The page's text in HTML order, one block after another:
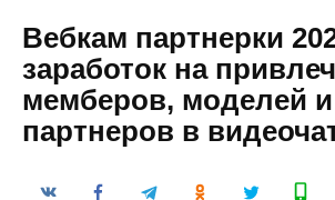
Вебкам партнерки
заработок на
мемберов, моделей и
партнеров в